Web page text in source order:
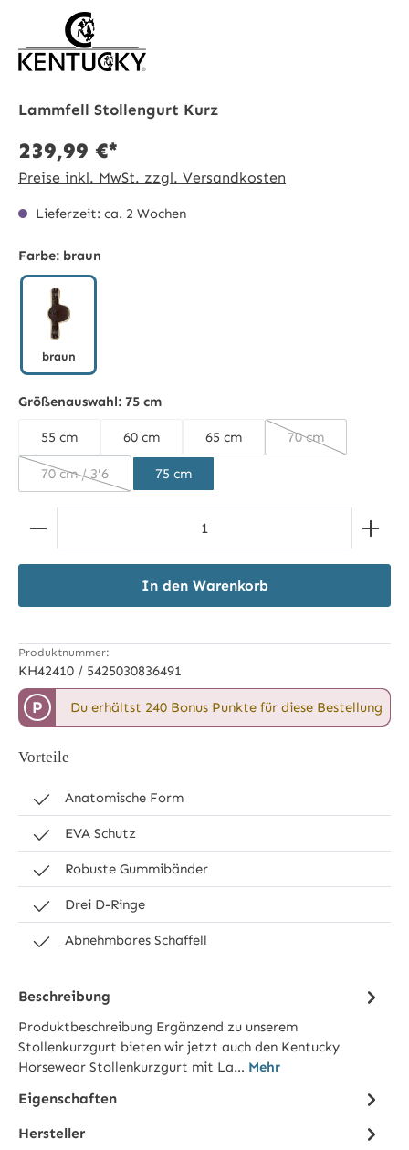
Lammfell Stollengurt Kurz
239,99 €*
Preise inkl. MwSt. zzgl. Versandkosten
Lieferzeit: ca. 2 Wochen
Farbe: braun
braun
Größenauswahl: 75 cm
55 cm 60 cm 65 cm 70 cm
(Diese Option ist
70 cm / 3'6
(Diese Option ist zurzeit nicht verfügbar.)
75 cm
Produkt Anzahl: Gib den gewünschten Wert ein
In den Warenkorb
Produktnummer:
KH42410 / 5425030836491
P Du erhältst 240 Bonus Punkte für diese Bestellung
Vorteile
Anatomische Form
EVA Schutz
Robuste Gummibänder
Drei D-Ringe
Abnehmbares Schaffell
Beschreibung
Produktbeschreibung Ergänzend zu unserem
Stollenkurzgurt bieten wir jetzt auch den Kentucky
Horsewear Stollenkurzgurt mit La… Mehr
Eigenschaften
Hersteller